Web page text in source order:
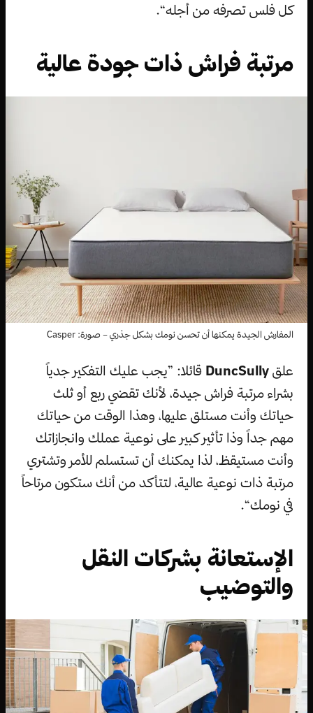
كل فلس تصرفه من أجله“.
مرتبة فراش ذات جودة عالية
المفارش الجيدة يمكنها أن تحسن نومك بشكل جذري – صورة: Casper
علق DuncSully قائلا: ”يجب عليك التفكير جدياً
بشراء مرتبة فراش جيدة، لأنك تقضي ربع أو ثلث
حياتك وأنت مستلق عليها، وهذا الوقت من حياتك
مهم جداً وذا تأثير كبير على نوعية عملك وانجازاتك
وأنت مستيقظ، لذا يمكنك أن تستسلم للأمر وتشتري
مرتبة ذات نوعية عالية، لتتأكد من أنك ستكون مرتاحاً
في نومك“.
الإستعانة بشركات النقل
والتوضيب